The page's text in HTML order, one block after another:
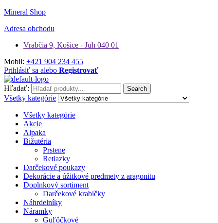
Mineral Shop
Adresa obchodu
Vrabčia 9, Košice - Juh 040 01
Mobil: +421 904 234 455
Prihlásiť sa alebo Registrovať
Hľadať: Search
Všetky kategórie
Všetky kategórie
Akcie
Alpaka
Bižutéria
Prstene
Retiazky
Darčekové poukazy
Dekorácie a úžitkové predmety z aragonitu
Doplnkový sortiment
Darčekové krabičky
Náhrdelníky
Náramky
Guľôčkové